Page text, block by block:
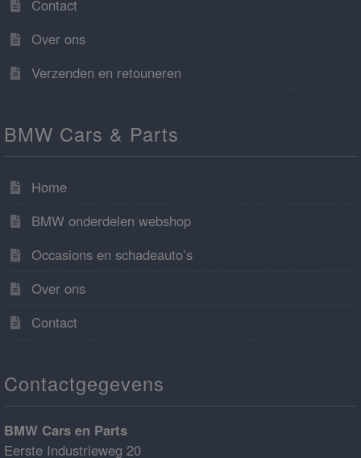
Contact
Over ons
Verzenden en retouneren
BMW Cars & Parts
Home
BMW onderdelen webshop
Occasions en schadeauto’s
Over ons
Contact
Contactgegevens
BMW Cars en Parts
Eerste Industrieweg 20